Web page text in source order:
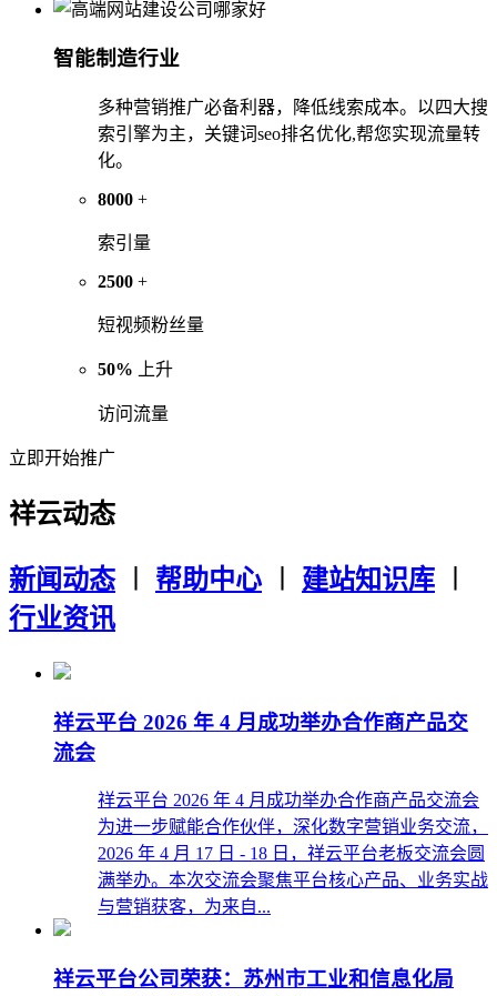
智能制造行业
多种营销推广必备利器，降低线索成本。以四大搜
索引擎为主，关键词seo排名优化,帮您实现流量转
化。
8000 +
索引量
2500 +
短视频粉丝量
50% 上升
访问流量
立即开始推广
祥云动态
新闻动态︱ 帮助中心︱ 建站知识库
行业资讯
祥云平台 2026 年 4 月成功举办合作商产品交
流会
祥云平台 2026 年 4 月成功举办合作商产品交流会
为进一步赋能合作伙伴，深化数字营销业务交流，
2026 年 4 月 17 日 - 18 日，祥云平台老板交流会圆
满举办。本次交流会聚焦平台核心产品、业务实战
与营销获客，为来自...
祥云平台公司荣获：苏州市工业和信息化局